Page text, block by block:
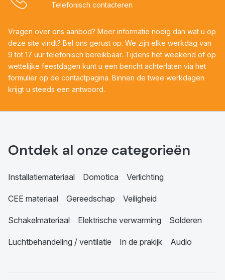
Telefonisch contacteren
Vragen over ons aanbod? Meer informatie nodig dan wat u op
deze site vindt? Bel ons gerust op. We zijn elke werkdag van
9 tot 17 uur telefonisch bereikbaar. Tijdens het weekend of op
wettelijke feestdagen kunt u een bericht achterlaten via het
formulier op de contactpagina. Binnen de twee werkdagen
krijgt u steeds een antwoord.
Ontdek al onze categorieën
Installatiemateriaal Domotica Verlichting
CEE materiaal Gereedschap Veiligheid
Schakelmateriaal Elektrische verwarming Solderen
Luchtbehandeling / ventilatie In de prakijk Audio